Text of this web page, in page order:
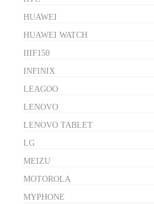
HUAWEI
HUAWEI WATCH
IIIF150
INFINIX
LEAGOO
LENOVO
LENOVO TABLET
LG
MEIZU
MOTOROLA
MYPHONE